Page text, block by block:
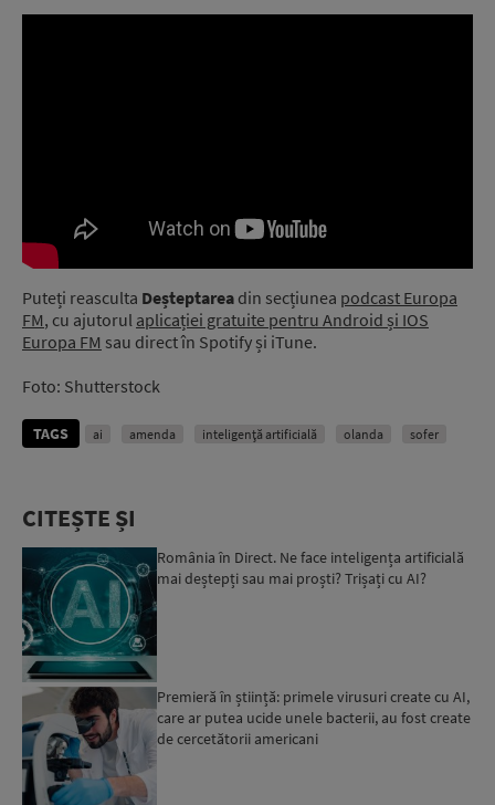
Puteți reasculta Deșteptarea din secțiunea podcast Europa
FM, cu ajutorul aplicației gratuite pentru Android și IOS
Europa FM sau direct în Spotify și iTune.
Foto: Shutterstock
TAGS ai amenda inteligenţă artificială olanda sofer
CITEȘTE ȘI
România în Direct. Ne face inteligența artificială
mai deștepți sau mai proști? Trișați cu AI?
Premieră în știință: primele virusuri create cu AI,
care ar putea ucide unele bacterii, au fost create
de cercetătorii americani